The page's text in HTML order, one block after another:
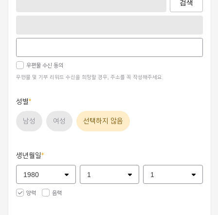
검색
우편물 수신 동의
우편물 및 기부 리워드 수신을 희망할 경우, 주소를 꼭 작성해주세요.
성별
남성 여성 선택하지 않음
생년월일
양력 음력